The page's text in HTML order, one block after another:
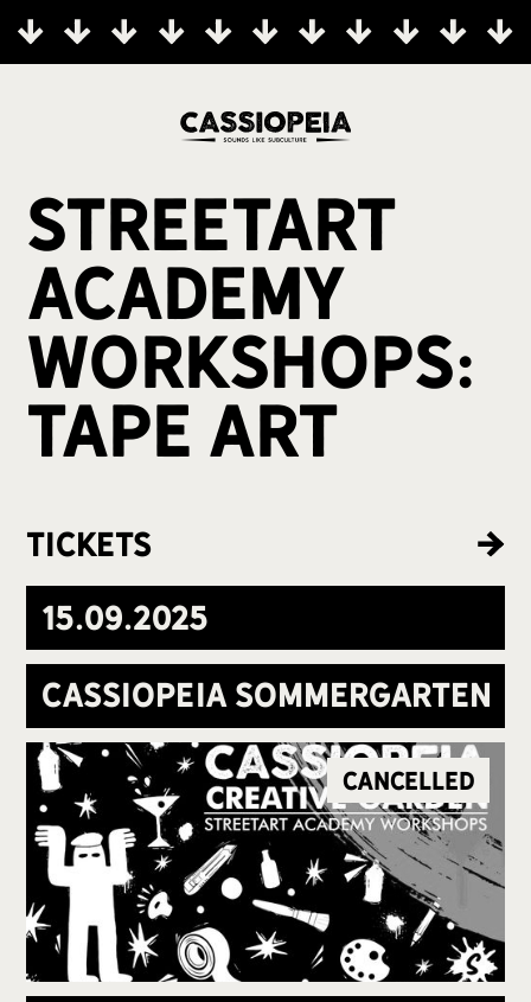
Streetart
Academy
Workshops:
Tape Art
Tickets
15.09.2025
Cassiopeia Sommergarten
Cancelled